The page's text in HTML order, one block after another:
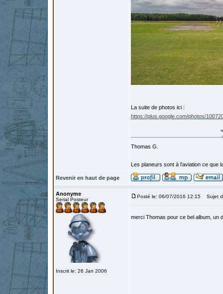
La suite de photos ici :
https://plus.google.com/photos/
Thomas G.
Les planeurs sont à l’aviation ce que
Revenir en haut de page
Anonyme
Serial Posteur
Inscrit le: 26 Jan 2006
Posté le: 06/07/2016 12:15 Sujet
merci Thomas pour ce bel album, un